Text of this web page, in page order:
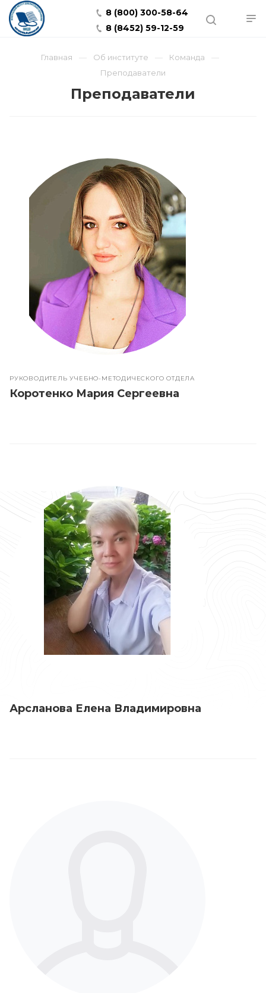
8 (800) 300-58-64
8 (8452) 59-12-59
Главная Об институте
Команда
Преподаватели
Преподаватели
РУКОВОДИТЕЛЬ УЧЕБНО-МЕТОДИЧЕСКОГО ОТДЕЛА
Коротенко Мария Сергеевна
Арсланова Елена Владимировна